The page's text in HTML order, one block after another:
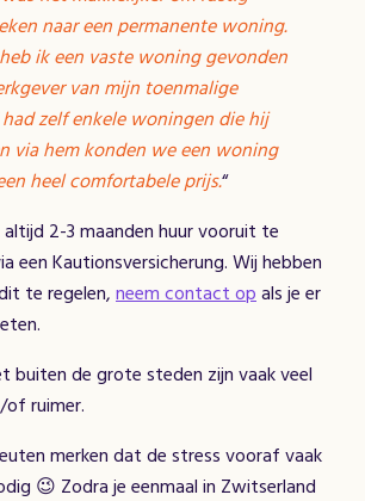
naar een permanente woning.
ik een vaste woning gevonden
van mijn toenmalige
zelf enkele woningen die hij
via hem konden we een woning
heel comfortabele prijs.“
2-3 maanden huur vooruit te
een Kautionsversicherung. Wij hebben
te regelen, neem contact op als je er
buiten de grote steden zijn vaak veel
of ruimer.
merken dat de stress vooraf vaak
😉 Zodra je eenmaal in Zwitserland